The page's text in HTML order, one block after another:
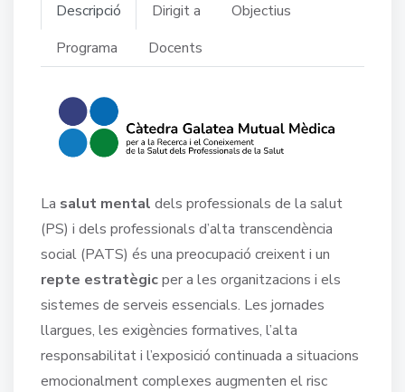
Descripció Dirigit a
Objectius
Programa
Docents
La salut mental dels professionals de la salut
(PS) i dels professionals d’alta transcendència
social (PATS) és una preocupació creixent i un
repte estratègicper a les organitzacions i els
sistemes de serveis essencials. Les jornades
llargues, les exigències formatives, l’alta
responsabilitat i l’exposició continuada a situacions
emocionalment complexes augmenten el risc